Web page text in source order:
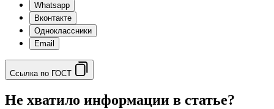
Whatsapp
Вконтакте
Одноклассники
Email
Ссылка по ГОСТ
Не хватило информации в статье?